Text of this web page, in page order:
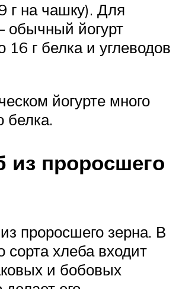
г на чашку). Для
обычный йогурт
16 г белка и углеводов
йогурте много
белка.
из проросшего
проросшего зерна. В
сорта хлеба входит
и бобовых